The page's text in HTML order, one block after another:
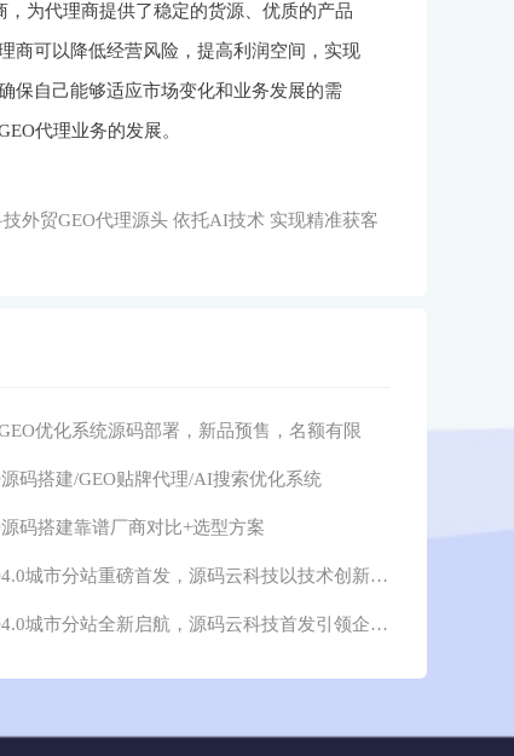
为代理商提供了稳定的货源、优质的产品
商可以降低经营风险，提高利润空间，实现
保自己能够适应市场变化和业务发展的需
代理业务的发展。
外贸GEO代理源头 依托AI技术 实现精准获客
优化系统源码部署，新品预售，名额有限
码搭建/GEO贴牌代理/AI搜索优化系统
码搭建靠谱厂商对比+选型方案
2026年GEO4.0城市分站重磅首发，源码云科技以技术创新驱动行业新发展
2026年GEO4.0城市分站全新启航，源码云科技首发引领企业流量转型升级